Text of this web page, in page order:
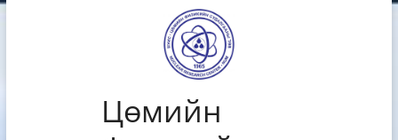
Skip
Цөмийн